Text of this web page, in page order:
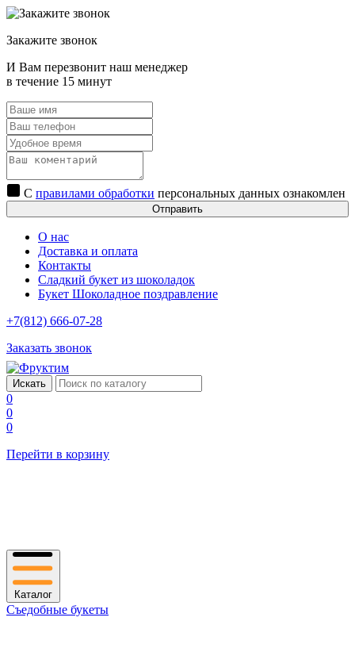
Закажите звонок
И Вам перезвонит наш менеджер
в течение 15 минут
С правилами обработки персональных данных ознакомлен
Отправить
О нас
Доставка и оплата
Контакты
Сладкий букет из шоколадок
Букет Шоколадное поздравление
+7(812) 666-07-28
Заказать звонок
0
0
0
Перейти в корзину
Каталог
Съедобные букеты